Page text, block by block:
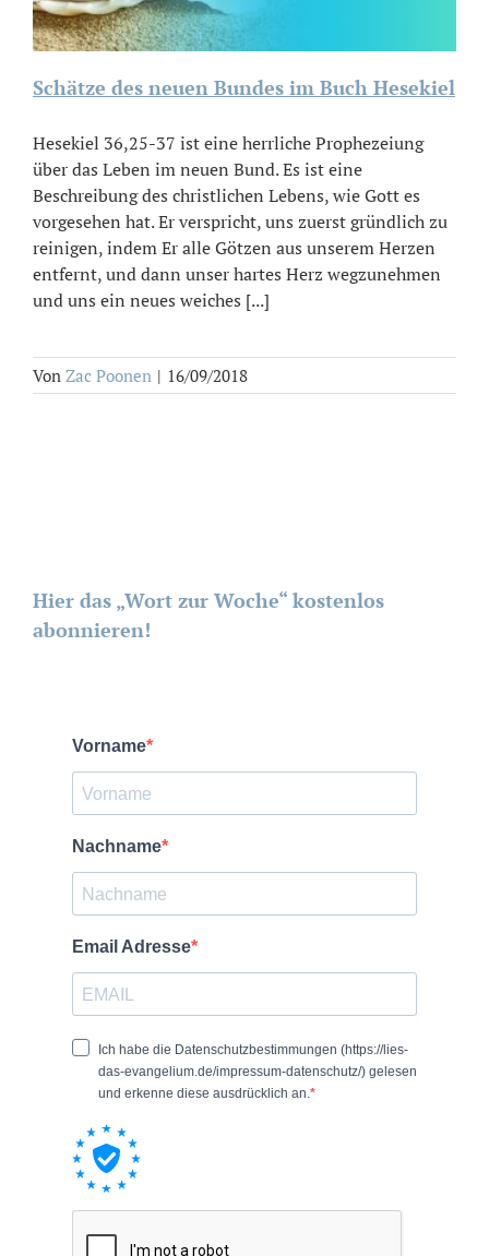
Schätze des neuen Bundes im Buch Hesekiel
Hesekiel 36,25-37 ist eine herrliche Prophezeiung
über das Leben im neuen Bund. Es ist eine
Beschreibung des christlichen Lebens, wie Gott es
vorgesehen hat. Er verspricht, uns zuerst gründlich zu
reinigen, indem Er alle Götzen aus unserem Herzen
entfernt, und dann unser hartes Herz wegzunehmen
und uns ein neues weiches [...]
Von Zac Poonen | 16/09/2018
Hier das „Wort zur Woche“ kostenlos
abonnieren!